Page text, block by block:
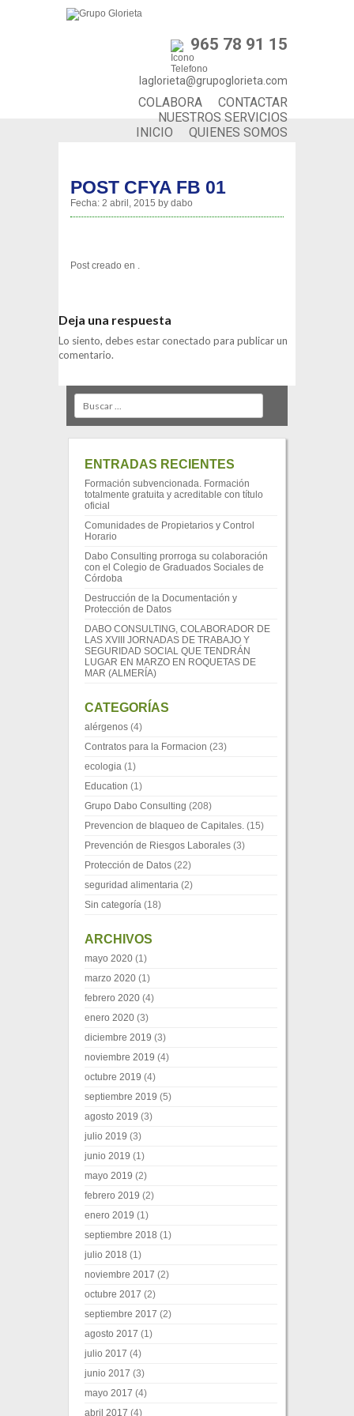
965 78 91 15
laglorieta@grupoglorieta.com
CONTACTAR
COLABORA
NUESTROS SERVICIOS
QUIENES SOMOS
INICIO
POST CFYA FB 01
Fecha: 2 abril, 2015 by dabo
Post creado en .
Deja una respuesta
Lo siento, debes estar conectado para publicar un
comentario.
ENTRADAS RECIENTES
Formación subvencionada. Formación
totalmente gratuita y acreditable con título
oficial
Comunidades de Propietarios y Control
Horario
Dabo Consulting prorroga su colaboración
con el Colegio de Graduados Sociales de
Córdoba
Destrucción de la Documentación y
Protección de Datos
DABO CONSULTING, COLABORADOR DE
LAS XVIII JORNADAS DE TRABAJO Y
SEGURIDAD SOCIAL QUE TENDRÁN
LUGAR EN MARZO EN ROQUETAS DE
MAR (ALMERÍA)
CATEGORÍAS
alérgenos (4)
Contratos para la Formacion (23)
ecologia (1)
Education (1)
Grupo Dabo Consulting (208)
Prevencion de blaqueo de Capitales. (15)
Prevención de Riesgos Laborales (3)
Protección de Datos (22)
seguridad alimentaria (2)
Sin categoría (18)
ARCHIVOS
mayo 2020 (1)
marzo 2020 (1)
febrero 2020 (4)
enero 2020 (3)
diciembre 2019 (3)
noviembre 2019 (4)
octubre 2019 (4)
septiembre 2019 (5)
agosto 2019 (3)
julio 2019 (3)
junio 2019 (1)
mayo 2019 (2)
febrero 2019 (2)
enero 2019 (1)
septiembre 2018 (1)
julio 2018 (1)
noviembre 2017 (2)
octubre 2017 (2)
septiembre 2017 (2)
agosto 2017 (1)
julio 2017 (4)
junio 2017 (3)
mayo 2017 (4)
abril 2017 (4)